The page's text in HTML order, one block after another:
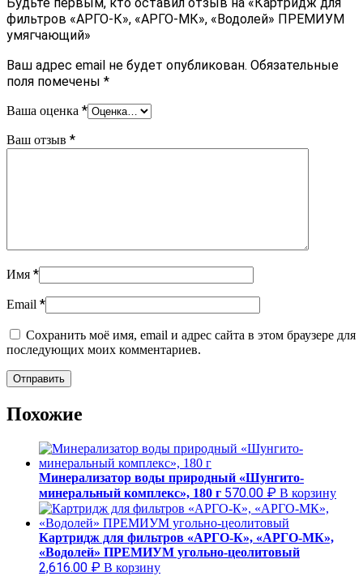
фильтров «АРГО-К», «АРГО-МК», «Водолей» ПРЕМИУМ
умягчающий»
Ваш адрес email не будет опубликован. Обязательные
поля помечены *
Ваша оценка *
Ваш отзыв *
Имя *
Email *
Сохранить моё имя, email и адрес сайта в этом браузере для
последующих моих комментариев.
Похожие
Минерализатор воды природный «Шунгито-
минеральный комплекс», 180 г 570.00 ₽ В корзину
Картридж для фильтров «АРГО-К», «АРГО-МК»,
«Водолей» ПРЕМИУМ угольно-цеолитовый
2,616.00 ₽ В корзину